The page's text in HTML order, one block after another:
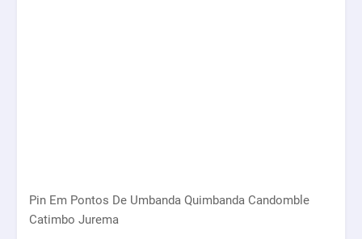
Pin Em Pontos De Umbanda Quimbanda Candomble
Catimbo Jurema